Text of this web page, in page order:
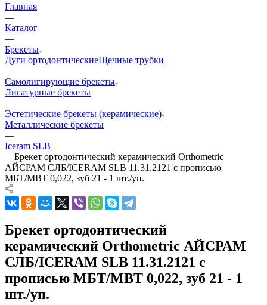
Главная
—
Каталог
—
Брекеты
Дуги ортодонтическиеЩечные трубки
—
Самолигирующие брекеты
Лигатурные брекеты
—
Эстетические брекеты (керамические)
Металлические брекеты
—
Iceram SLB
—Брекет ортодонтический керамический Orthometric
АЙСРАМ СЛБ/ICERAM SLB 11.31.2121 с прописью
МБТ/MBT 0,022, зуб 21 - 1 шт./уп.
Брекет ортодонтический
керамический Orthometric АЙСРАМ
СЛБ/ICERAM SLB 11.31.2121 с
прописью МБТ/MBT 0,022, зуб 21 - 1
шт./уп.